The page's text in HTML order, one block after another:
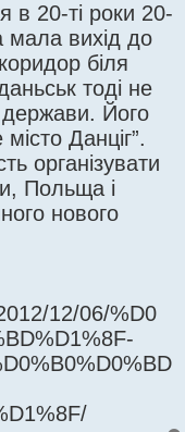
в 20-ті роки 20-
мала вихід до
біля
тоді не
Його
Данціг”.
організувати
Польща і
нового
12/06/%D0